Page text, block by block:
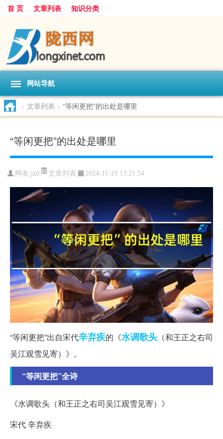
首 页 文章列表 知识分类
网站导航
> 文章列表 > “等闲更把”的出处是哪里
“等闲更把”的出处是哪里
网友:jzd 文章列表 2024-11-19 13:21:54
“等闲更把”出自宋代辛弃疾的《水调歌头 （和王正之右司
吴江观雪见寄）》。
“等闲更把”全诗
《水调歌头（和王正之右司吴江观雪见寄）》
宋代 辛弃疾